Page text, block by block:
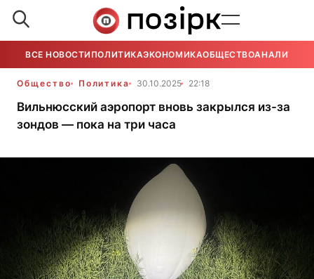
ВСЕ НОВОСТИ ПОЛИТИКАЭКОНОМИКАОБЩЕСТВОАНАЛИТИКА
Общество Политика 30.10.2025 22:18
Вильнюсский аэропорт вновь закрылся из-за
зондов — пока на три часа